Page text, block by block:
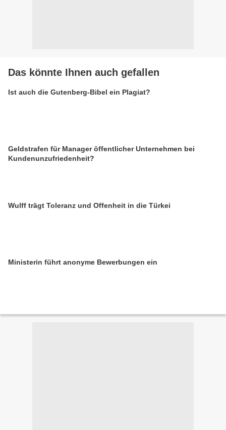
Das könnte Ihnen auch gefallen
Ist auch die Gutenberg-Bibel ein Plagiat?
Geldstrafen für Manager öffentlicher Unternehmen bei
Kundenunzufriedenheit?
Wulff trägt Toleranz und Offenheit in die Türkei
Ministerin führt anonyme Bewerbungen ein